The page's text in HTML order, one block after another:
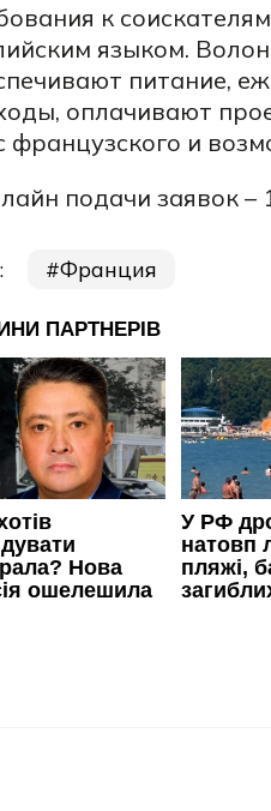
к
языком.
питание,
оплачивают
французского и
подачи заявок –
Франция